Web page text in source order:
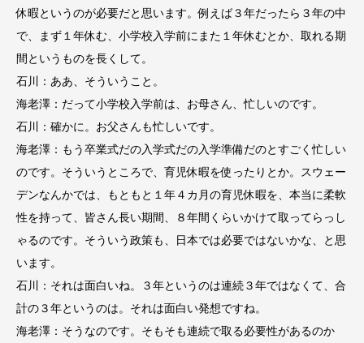
休暇というのが必要だと思います。例えば３年だったら３年の中
で、まず１年休む、小学校入学前にまた１年休むとか、取れる期
間というものを長くして。
石川：ああ、そういうこと。
海老澤：だって小学校入学前は、お母さん、忙しいのです。
石川：確かに。お父さんも忙しいです。
海老澤：もう卒業式だの入学式だの入学準備だのとすごく忙しい
のです。そういうところで、育児休暇を使ったりとか。スウェー
デンなんかでは、もともと１年４カ月の育児休暇を、本当に柔軟
性を持って、皆さん長い期間、８年間くらいかけて取ってらっし
ゃるのです。そういう政策も、日本では必要ではないかな、と思
います。
石川：それは面白いね。３年というのは連続３年ではなくて、合
計の３年というのは。それは面白い発想ですね。
海老澤：そうなのです。そもそも連続で取る必要性があるのか